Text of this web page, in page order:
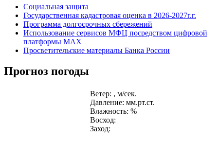
Социальная защита
Государственная кадастровая оценка в 2026-2027г.г.
Программа долгосрочных сбережений
Использование сервисов МФЦ посредством цифровой
платформы MAX
Просветительские материалы Банка России
Прогноз погоды
Ветер: , м/сек.
Давление: мм.рт.ст.
Влажность: %
Восход:
Заход: